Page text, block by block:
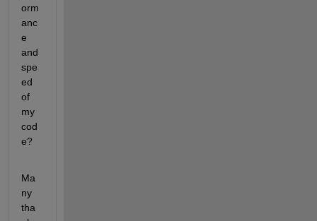
orm
anc
e
and
spe
ed
of
my
cod
e?
Ma
ny
tha